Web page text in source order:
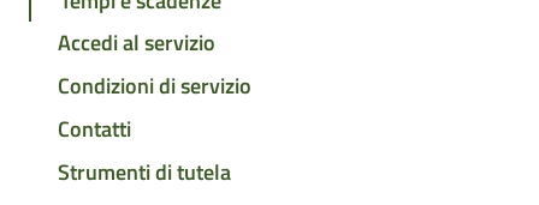
Accedi al servizio
Condizioni di servizio
Contatti
Strumenti di tutela